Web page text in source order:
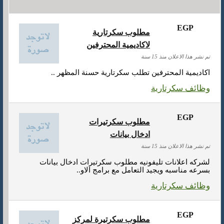
EGP
اكاديمية المحترفين تطلب سكرتارية حسنة المظهر ..
وظائف سكرتارية
مطلوب سكرتارية
لاكاديمية المحترفين
تم نشر هذا الاعلان منذ 15 سنة
EGP
لشركه اعلانات تليفونيه مطلوب سكرتيرات ادخال بيانات
بسرعه مناسبه ويجيد التعامل مع برامج الاو..
وظائف سكرتارية
مطلوب سكرتيرات
ادخال بيانات
تم نشر هذا الاعلان منذ 15 سنة
EGP
مطلوب سكرتيرة لمركز